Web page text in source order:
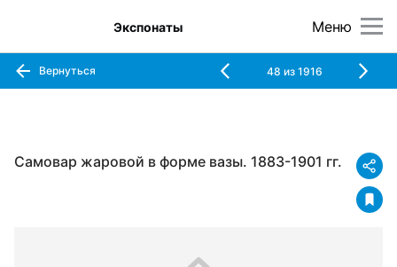
Меню
Экспонаты
Вернуться 48 из 1916
Самовар жаровой в форме вазы. 1883-1901 гг.